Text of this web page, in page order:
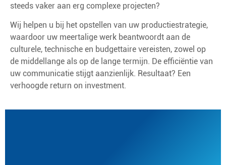
steeds vaker aan erg complexe projecten?
Wij helpen u bij het opstellen van uw productiestrategie,
waardoor uw meertalige werk beantwoordt aan de
culturele, technische en budgettaire vereisten, zowel op
de middellange als op de lange termijn. De efficiëntie van
uw communicatie stijgt aanzienlijk. Resultaat? Een
verhoogde return on investment.